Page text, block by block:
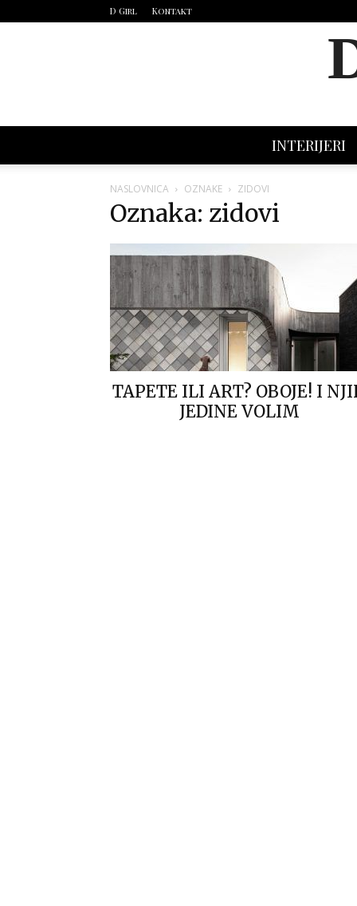
D Girl Kontakt
INTERIJERI
NASLOVNICA OZNAKE ZIDOVI
Oznaka: zidovi
TAPETE ILI ART? OBOJE! I
JEDINE VOLIM